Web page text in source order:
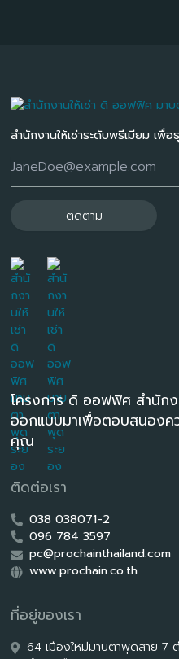
สำนักงานให้เช่าระดับพรีเมียม เพื่
ติดตาม
โครงการ ดิ ออฟฟิศ สำนักง
ออกแบบมาเพื่อตอบสนองค
คุณ
ติดต่อเรา
038 038071-2
096 784 3597
pc@prochainthailand.com
www.prochain.co.th
ที่อยู่ของเรา
64 เมืองใหม่มาบตาพุดสาย 7